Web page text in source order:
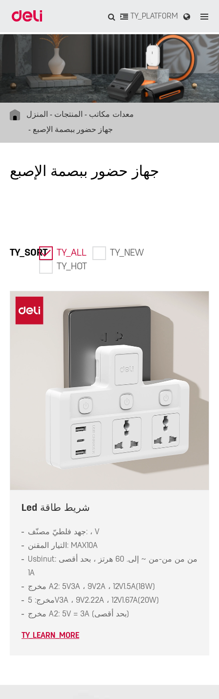
TY_PLATFORM
المنزل المنتجات
معدات مكاتب
جهاز حضور ببصمة الإصبع
جهاز حضور ببصمة الإصبع
TY_SORT TY_ALL
TY_NEW
TY_HOT
Led شريط طاقة
جهد فلطيّ مصنّف: ، V
التيار المقنن: MAX10A
Usbinut: من من من-من ~ إلى. 60 هرتز ، بحد أقصى
1A
مخرج A2: 5V3A ، 9V2A ، 12V1.5A(18W)
مخرج: 5V3A ، 9V2.22A ، 12V1.67A(20W)
مخرج A2: 5V = 3A (بحد أقصى)
TY_LEARN_MORE